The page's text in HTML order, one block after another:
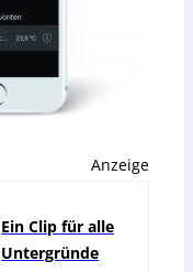
Anzeige
Ein Clip für alle
Untergründe